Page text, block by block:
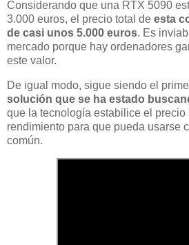
Considerando que una RTX 5090
3.000 euros, el precio total de esta
de casi unos 5.000 euros. Es
mercado porque hay ordenadores
este valor.
De igual modo, sigue siendo el
solución que se ha estado
que la tecnología estabilice el precio
rendimiento para que pueda usarse
común.